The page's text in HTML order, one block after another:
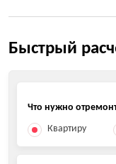
Быстрый
Что нужно
Квартиру